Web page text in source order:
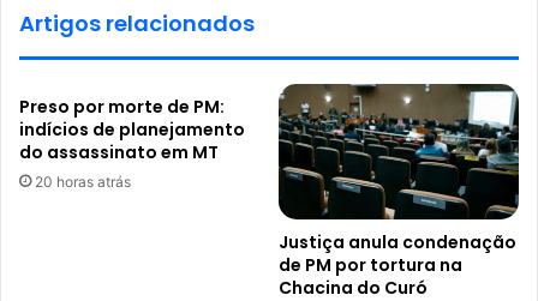
Artigos relacionados
Preso por morte de PM:
indícios de planejamento
do assassinato em MT
20 horas atrás
Justiça anula condenação
de PM por tortura na
Chacina do Curó